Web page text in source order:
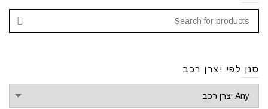
סנן לפי יצרן רכב